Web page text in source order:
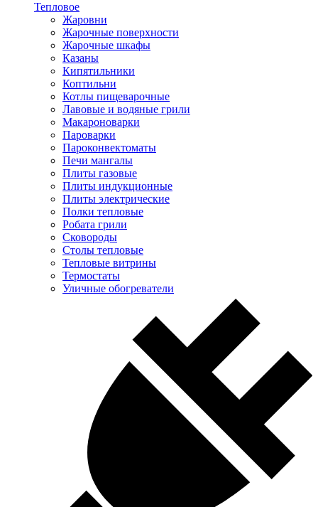
Тепловое
Жаровни
Жарочные поверхности
Жарочные шкафы
Казаны
Кипятильники
Коптильни
Котлы пищеварочные
Лавовые и водяные грили
Макароноварки
Пароварки
Пароконвектоматы
Печи мангалы
Плиты газовые
Плиты индукционные
Плиты электрические
Полки тепловые
Робата грили
Сковороды
Столы тепловые
Тепловые витрины
Термостаты
Уличные обогреватели